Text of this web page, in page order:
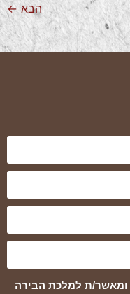
הבא ←
ומאשר/ת למלכת הבירה